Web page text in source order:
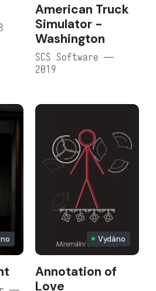
American Truck
Simulator -
Washington
SCS Software —
2019
Vydáno
Annotation of
Love